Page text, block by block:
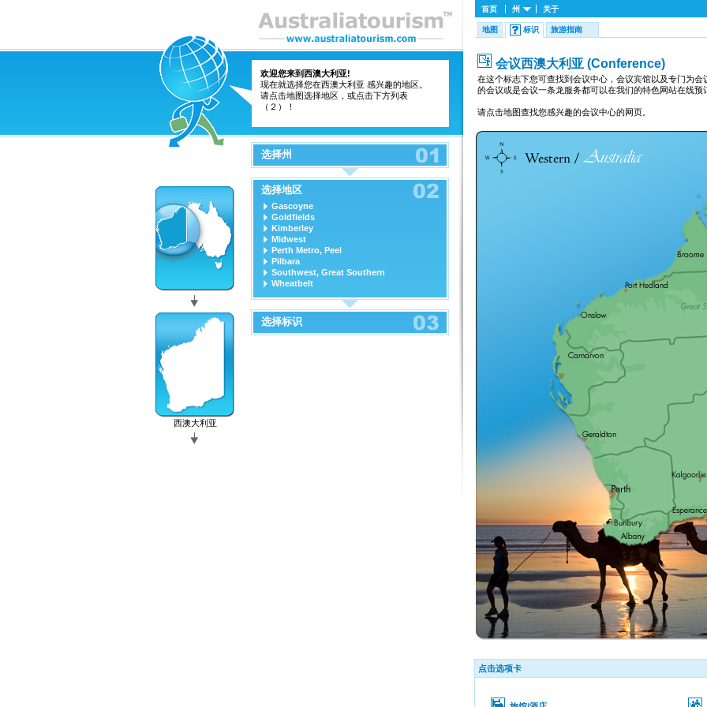
欢迎您来到西澳大利亚!
现在就选择您在西澳大利亚 感兴趣的地区。
请点击地图选择地区，或点击下方列表
（２）！
西澳大利亚
选择州
选择地区
Gascoyne
Goldfields
Kimberley
Midwest
Perth Metro, Peel
Pilbara
Southwest, Great Southern
Wheatbelt
选择标识
首页 州 关于
地图 标识 旅游指南
会议西澳大利亚 (Conference)
在这个标志下您可查找到会议中心，会议宾馆以及专门为
的会议或是会议一条龙服务都可以在我们的特色网站在线预
请点击地图查找您感兴趣的会议中心的网页。
点击选项卡